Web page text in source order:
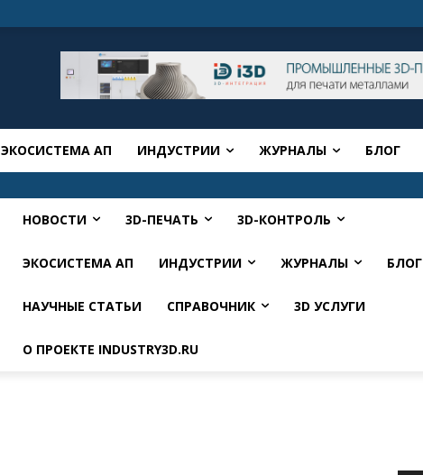
ЭКОСИСТЕМА АП ИНДУСТРИИ ЖУРНАЛЫ БЛОГ
НОВОСТИ 3D-ПЕЧАТЬ 3D-КОНТРОЛЬ
ЭКОСИСТЕМА АП ИНДУСТРИИ ЖУРНАЛЫ БЛОГ
НАУЧНЫЕ СТАТЬИ СПРАВОЧНИК 3D УСЛУГИ
О ПРОЕКТЕ INDUSTRY3D.RU